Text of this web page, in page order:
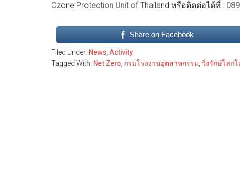
Ozone Protection Unit of Thailand หรือติดต่อได้ที่ :
Share on Facebook
Filed Under: News, Activity
Tagged With: Net Zero, กรมโรงงานอุตสาหกรรม, วิ่งรักษ์โลก